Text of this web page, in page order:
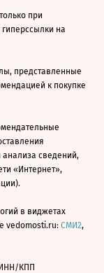
при
на
представленные
к покупке
сведений,
«Интернет»,
в виджетах
vedomosti.ru: СМИ2,
КПП